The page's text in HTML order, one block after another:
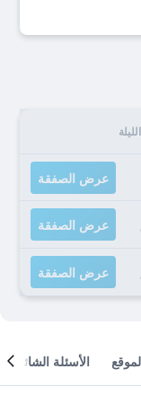
عرض الصفقة
عرض الصفقة
عرض الصفقة
الأسئلة الشائعة